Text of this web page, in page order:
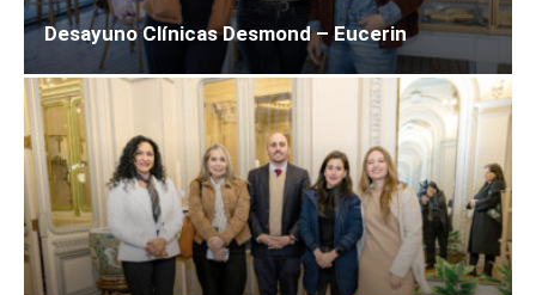
Desayuno Clínicas Desmond – Eucerin